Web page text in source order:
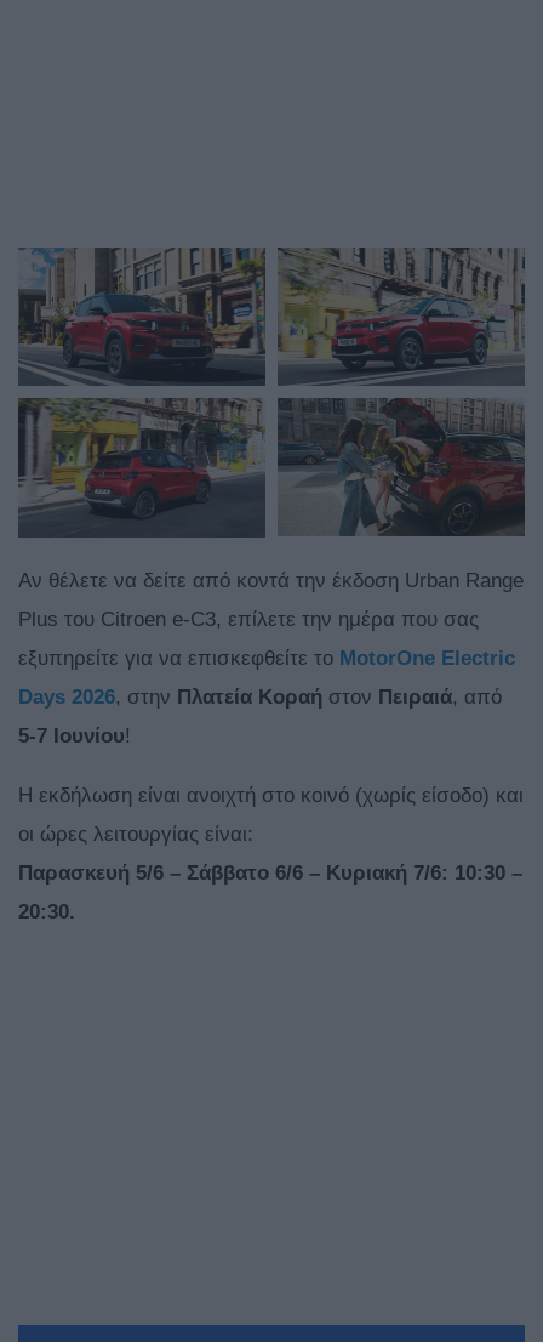
Αν θέλετε να δείτε από κοντά την έκδοση Urban Range
Plus του Citroen e-C3, επίλετε την ημέρα που σας
εξυπηρείτε για να επισκεφθείτε το MotorOne Electric
Days 2026, στην Πλατεία Κοραή στον Πειραιά, από
5-7 Ιουνίου!
Η εκδήλωση είναι ανοιχτή στο κοινό (χωρίς είσοδο) και
οι ώρες λειτουργίας είναι:
Παρασκευή 5/6 – Σάββατο 6/6 – Κυριακή 7/6: 10:30 –
20:30.